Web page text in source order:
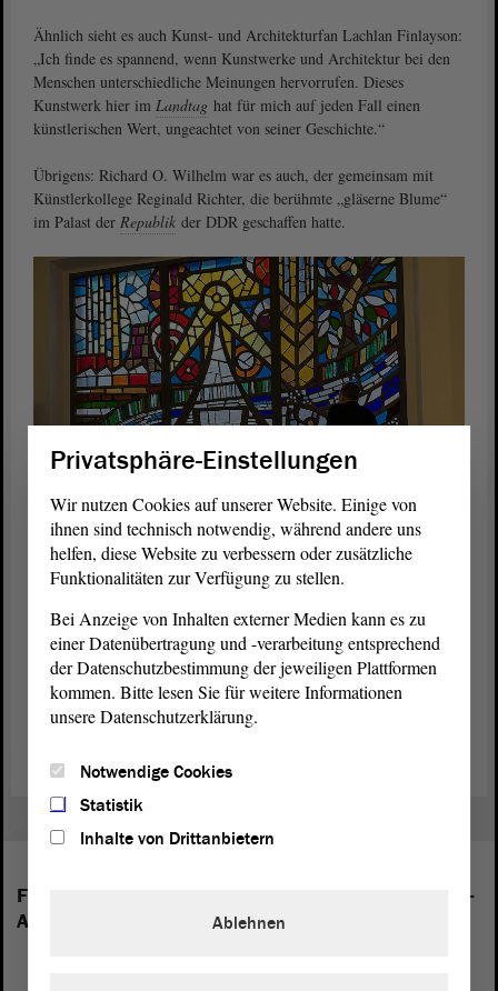
Ähnlich sieht es auch Kunst- und Architekturfan Lachlan Finlayson:
„Ich finde es spannend, wenn Kunstwerke und Architektur bei den
Menschen unterschiedliche Meinungen hervorrufen. Dieses
Kunstwerk hier im Landtag hat für mich auf jeden Fall einen
künstlerischen Wert, ungeachtet von seiner Geschichte.“
Übrigens: Richard O. Wilhelm war es auch, der gemeinsam mit
Künstlerkollege Reginald Richter, die berühmte „gläserne Blume“
im Palast der Republik der DDR geschaffen hatte.
© ltlsa/stb
wegen der Glas-Beton-Fenster nach Magdeburg.
Architektur und Kunst im Landtag
Folgende Fraktionen sind im Landtag von Sachsen-
Anhalt vertreten:
Privatsphäre-Einstellungen
Wir nutzen Cookies auf unserer Website. Einige von
ihnen sind technisch notwendig, während andere uns
helfen, diese Website zu verbessern oder zusätzliche
Funktionalitäten zur Verfügung zu stellen.
Bei Anzeige von Inhalten externer Medien kann es zu
einer Datenübertragung und -verarbeitung entsprechend
der Datenschutzbestimmung der jeweiligen Plattformen
kommen. Bitte lesen Sie für weitere Informationen
unsere Datenschutzerklärung.
Notwendige Cookies
Statistik
Inhalte von Drittanbietern
Ablehnen